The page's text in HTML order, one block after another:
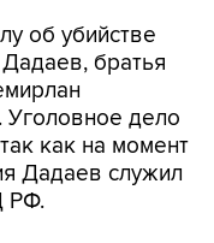
дело
как на момент
Дадаев служил
РФ.
участия они